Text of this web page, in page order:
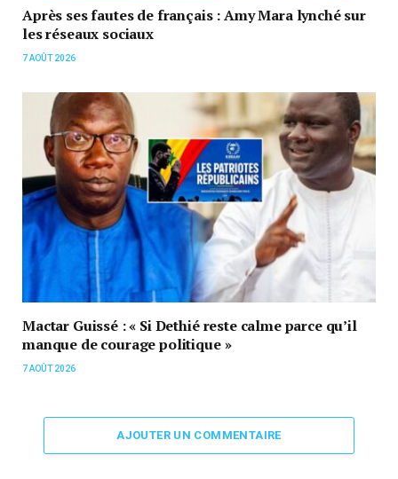
Après ses fautes de français : Amy Mara lynché sur
les réseaux sociaux
7 AOÛT 2026
Mactar Guissé : « Si Dethié reste calme parce qu’il
manque de courage politique »
7 AOÛT 2026
AJOUTER UN COMMENTAIRE